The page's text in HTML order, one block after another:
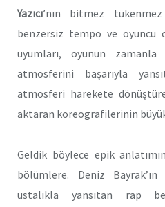
Yazıcı’nın bitmez
benzersiz tempo ve oyuncu
uyumları, oyunun
atmosferini başarıyla
atmosferi harekete
aktaran koreografilerinin büyük
Geldik böylece epik
bölümlere. Deniz
ustalıkla yansıtan rap